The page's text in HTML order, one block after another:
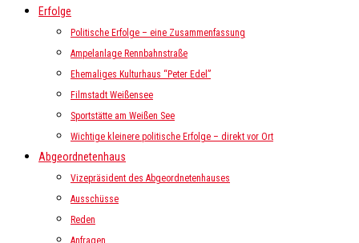
Erfolge
Politische Erfolge – eine Zusammenfassung
Ampelanlage Rennbahnstraße
Ehemaliges Kulturhaus “Peter Edel”
Filmstadt Weißensee
Sportstätte am Weißen See
Wichtige kleinere politische Erfolge – direkt vor Ort
Abgeordnetenhaus
Vizepräsident des Abgeordnetenhauses
Ausschüsse
Reden
Anfragen